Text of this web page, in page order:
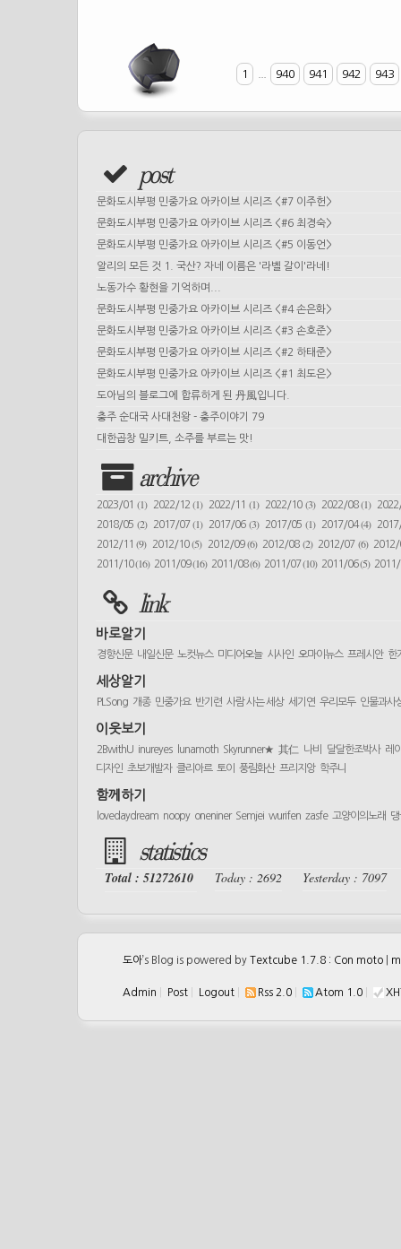
1 940 941 942 943
post
문화도시부평 민중가요 아카이브 시리즈 <#7 이주헌>
문화도시부평 민중가요 아카이브 시리즈 <#6 최경숙>
문화도시부평 민중가요 아카이브 시리즈 <#5 이동언>
알리의 모든 것 1. 국산? 자네 이름은 '라벨 갈이'라네!
노동가수 황현을 기억하며...
문화도시부평 민중가요 아카이브 시리즈 <#4 손은화>
문화도시부평 민중가요 아카이브 시리즈 <#3 손호준>
문화도시부평 민중가요 아카이브 시리즈 <#2 하태준>
문화도시부평 민중가요 아카이브 시리즈 <#1 최도은>
도아님의 블로그에 합류하게 된 丹風입니다.
충주 순대국 사대천왕 - 충주이야기 79
대한곱창 밀키트, 소주를 부르는 맛!
archive
2023/01 (1) 2022/12(1) 2022/11(1) 2022/10 (3) 2022/08(1)
2018/05 (2) 2017/07(1) 2017/06(3) 2017/05 (1) 2017/04(4)
2012/11(9) 2012/10(5) 2012/09(6) 2012/08 (2) 2012/07 (6)
2011/10(16) 2011/09(16) 2011/08(6) 2011/07(10) 2011/06(5)
link
바로알기
경향신문 내일신문 노컷뉴스 미디어오늘 시사인 오마이뉴스 프레시안 한
세상알기
PLSong 개종 민중가요 반기련 사람 사는 세상 세기연 우리모두 인물과사
이웃보기
2BwithU inureyes lunamoth Skyrunner★ 其仁 나비 달달한조박사 레
디자인 초보개발자 클리아르 토이 풍림화산 프리지앙 학주니
함께하기
lovedaydream noopy oneniner Semjei wurifen zasfe 고양이의노래
statistics
Total : 51272610 Today : 2692 Yesterday : 7097
도아’s Blog is powered by Textcube 1.7.8 : Con moto
Admin Post Logout Rss 2.0 Atom 1.0